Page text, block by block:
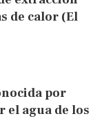
de calor (El
por
el agua de los